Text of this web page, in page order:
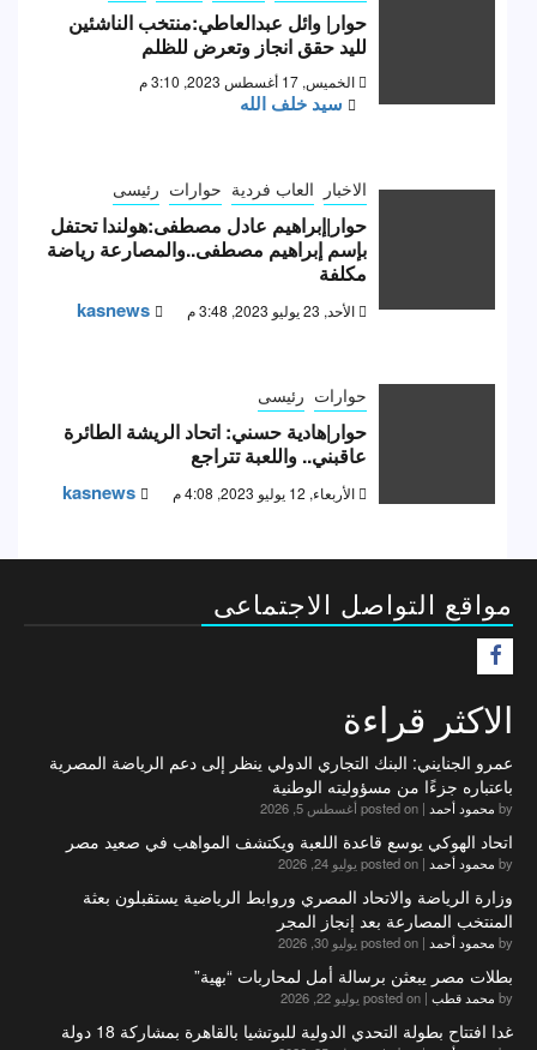
حوار| وائل عبدالعاطي:منتخب الناشئين
لليد حقق انجاز وتعرض للظلم
الخميس, 17 أغسطس 2023, 3:10 م
سيد خلف الله
الاخبار العاب فردية حوارات رئيسى
حوار|إبراهيم عادل مصطفى:هولندا تحتفل
بإسم إبراهيم مصطفى..والمصارعة رياضة
مكلفة
الأحد, 23 يوليو 2023, 3:48 م kasnews
حوارات رئيسى
حوار|هادية حسني: اتحاد الريشة الطائرة
عاقبني.. واللعبة تتراجع
الأربعاء, 12 يوليو 2023, 4:08 م kasnews
مواقع التواصل الاجتماعى
الاكثر قراءة
عمرو الجنايني: البنك التجاري الدولي ينظر إلى دعم الرياضة المصرية
باعتباره جزءًا من مسؤوليته الوطنية
by محمود أحمد | posted on أغسطس 5, 2026
اتحاد الهوكي يوسع قاعدة اللعبة ويكتشف المواهب في صعيد مصر
by محمود أحمد | posted on يوليو 24, 2026
وزارة الرياضة والاتحاد المصري وروابط الرياضية يستقبلون بعثة
المنتخب المصارعة بعد إنجاز المجر
by محمود أحمد | posted on يوليو 30, 2026
بطلات مصر يبعثن برسالة أمل لمحاربات “بهية”
by محمد قطب | posted on يوليو 22, 2026
غدا افتتاح بطولة التحدي الدولية للبوتشيا بالقاهرة بمشاركة 18 دولة